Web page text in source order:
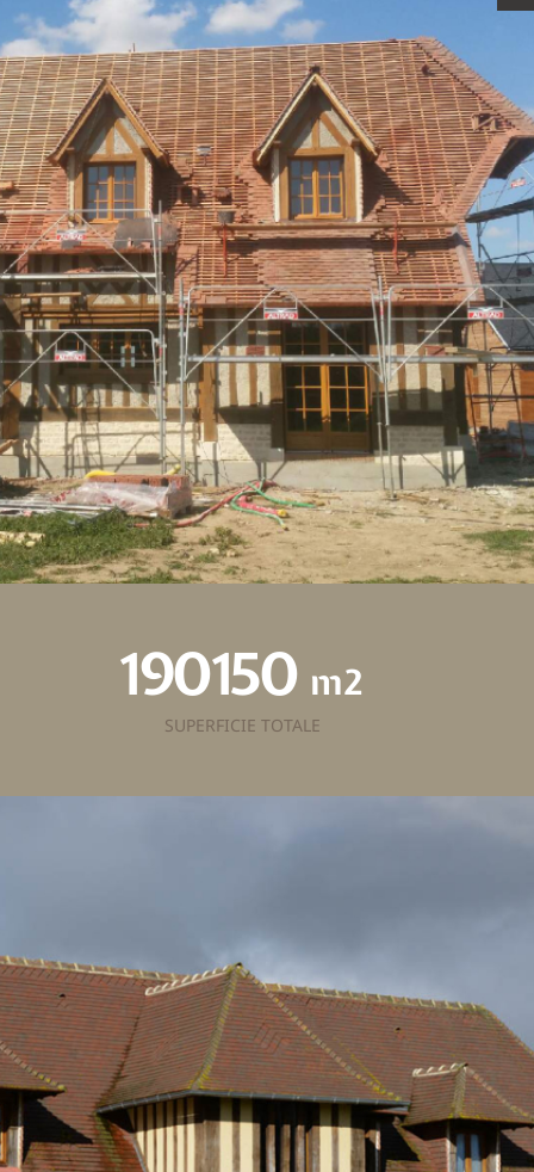
190150 m
SUPERFICIE TOTALE